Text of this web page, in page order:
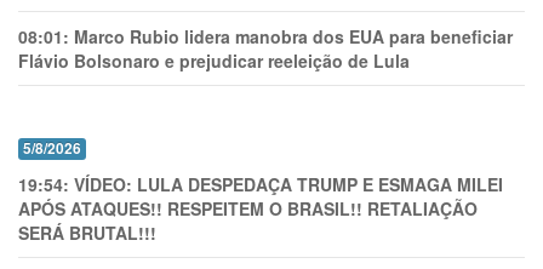
08:01: Marco Rubio lidera manobra dos EUA para beneficiar
Flávio Bolsonaro e prejudicar reeleição de Lula
5/8/2026
19:54: VÍDEO: LULA DESPEDAÇA TRUMP E ESMAGA MILEI
APÓS ATAQUES!! RESPEITEM O BRASIL!! RETALIAÇÃO
SERÁ BRUTAL!!!